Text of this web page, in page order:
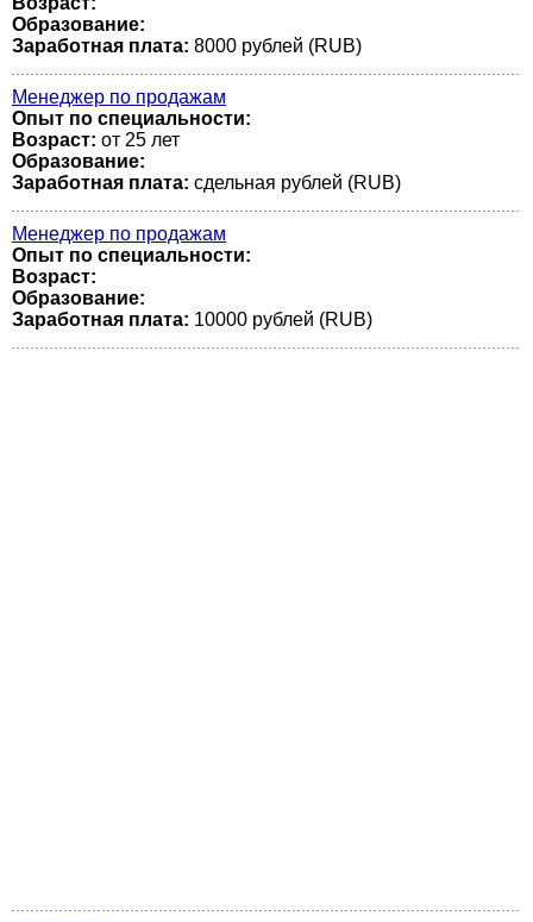
Образование:
Заработная плата: 8000 рублей (RUB)
Менеджер по продажам
Опыт по специальности:
Возраст: от 25 лет
Образование:
Заработная плата: сдельная рублей (RUB)
Менеджер по продажам
Опыт по специальности:
Возраст:
Образование:
Заработная плата: 10000 рублей (RUB)